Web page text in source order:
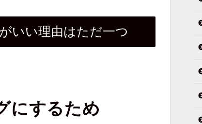
いい理由はただ一つ
にするため